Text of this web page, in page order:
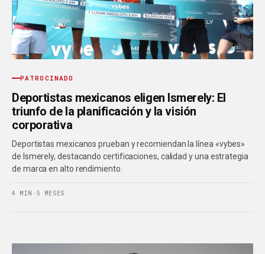
PATROCINADO
Deportistas mexicanos eligen Ismerely: El
triunfo de la planificación y la visión
corporativa
Deportistas mexicanos prueban y recomiendan la línea «vybes»
de Ismerely, destacando certificaciones, calidad y una estrategia
de marca en alto rendimiento.
4 MIN · 5 MESES